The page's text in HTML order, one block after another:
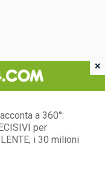
a 360°:
per
i 30 milioni
×